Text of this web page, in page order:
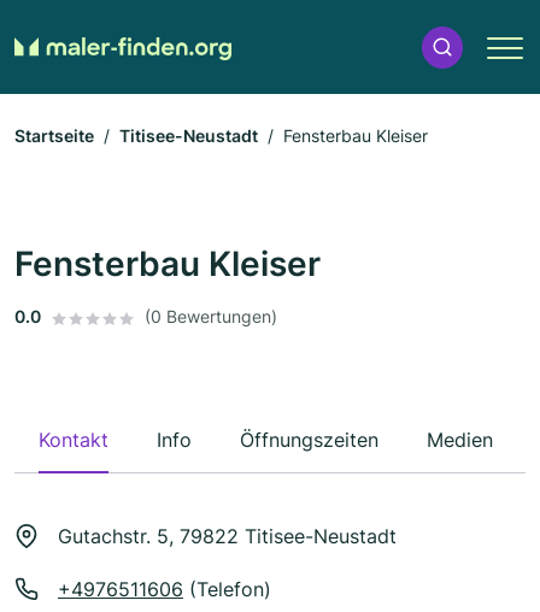
Startseite Titisee-Neustadt Fensterbau Kleiser
Fensterbau Kleiser
0.0 (0 Bewertungen)
Kontakt Info Öffnungszeiten Medien
Gutachstr. 5, 79822 Titisee-Neustadt
+4976511606 (Telefon)